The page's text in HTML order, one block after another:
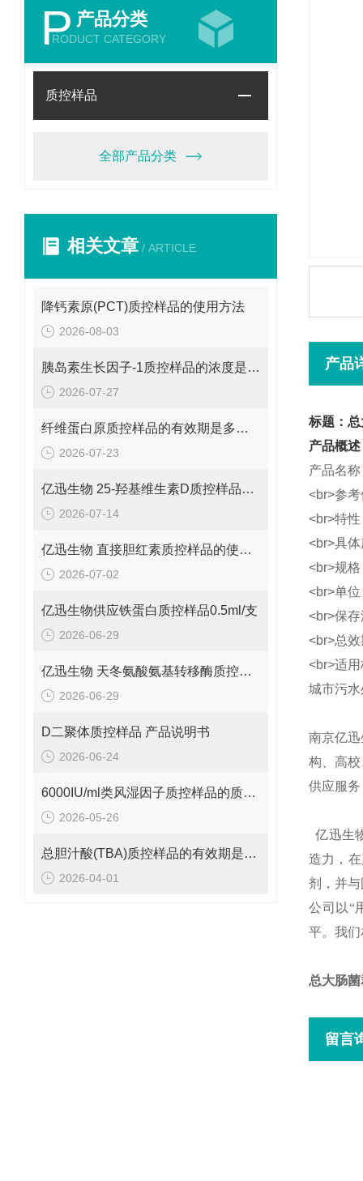
P 产品分类
RODUCT CATEGORY
质控样品
全部产品分类
相关文章 / ARTICLE
降钙素原(PCT)质控样品的使用方法
2026-08-03
胰岛素生长因子-1质控样品的浓度是多少呢？
2026-07-27
纤维蛋白原质控样品的有效期是多久呢？
2026-07-23
亿迅生物 25-羟基维生素D质控样品的浓度是多少呢？
2026-07-14
亿迅生物 直接胆红素质控样品的使用方法
2026-07-02
亿迅生物供应铁蛋白质控样品0.5ml/支
2026-06-29
亿迅生物 天冬氨酸氨基转移酶质控样品的质控靶值是多少呢？
2026-06-29
D二聚体质控样品 产品说明书
2026-06-24
6000IU/ml类风湿因子质控样品的质控范围是多少呢？
2026-05-26
总胆汁酸(TBA)质控样品的有效期是多久呢？
2026-04-01
产品
标题：
产品概述
产品名称
<br>参
<br>特
<br>具
<br>规
<br>单
<br>保
<br>总
<br>适
城市污
南京亿
构、高
供应服
亿迅生
造力，
剂，并
公司以“
平。我
总大肠
留言